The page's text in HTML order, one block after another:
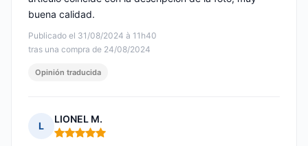
Publicado el 31/08/2024 à 11h40
tras una compra de 24/08/2024
buena calidad.
Opinión traducida
L
LIONEL M.
Nota: 5 de 5